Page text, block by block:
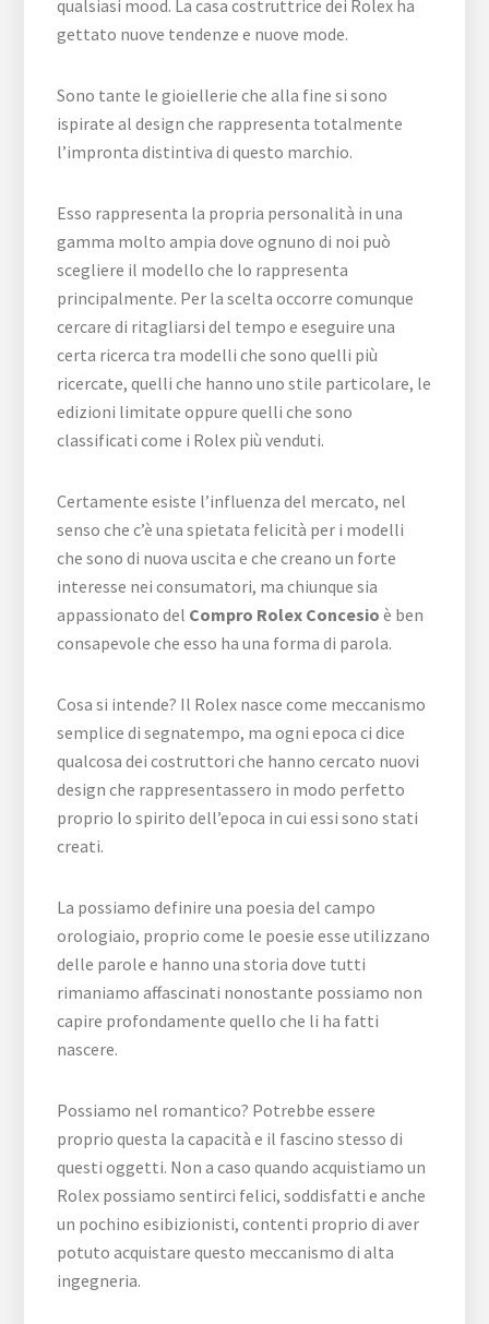
qualsiasi mood. La casa costruttrice dei Rolex ha
gettato nuove tendenze e nuove mode.
Sono tante le gioiellerie che alla fine si sono
ispirate al design che rappresenta totalmente
l’impronta distintiva di questo marchio.
Esso rappresenta la propria personalità in una
gamma molto ampia dove ognuno di noi può
scegliere il modello che lo rappresenta
principalmente. Per la scelta occorre comunque
cercare di ritagliarsi del tempo e eseguire una
certa ricerca tra modelli che sono quelli più
ricercate, quelli che hanno uno stile particolare, le
edizioni limitate oppure quelli che sono
classificati come i Rolex più venduti.
Certamente esiste l’influenza del mercato, nel
senso che c’è una spietata felicità per i modelli
che sono di nuova uscita e che creano un forte
interesse nei consumatori, ma chiunque sia
appassionato del Compro Rolex Concesio è ben
consapevole che esso ha una forma di parola.
Cosa si intende? Il Rolex nasce come meccanismo
semplice di segnatempo, ma ogni epoca ci dice
qualcosa dei costruttori che hanno cercato nuovi
design che rappresentassero in modo perfetto
proprio lo spirito dell’epoca in cui essi sono stati
creati.
La possiamo definire una poesia del campo
orologiaio, proprio come le poesie esse utilizzano
delle parole e hanno una storia dove tutti
rimaniamo affascinati nonostante possiamo non
capire profondamente quello che li ha fatti
nascere.
Possiamo nel romantico? Potrebbe essere
proprio questa la capacità e il fascino stesso di
questi oggetti. Non a caso quando acquistiamo un
Rolex possiamo sentirci felici, soddisfatti e anche
un pochino esibizionisti, contenti proprio di aver
potuto acquistare questo meccanismo di alta
ingegneria.